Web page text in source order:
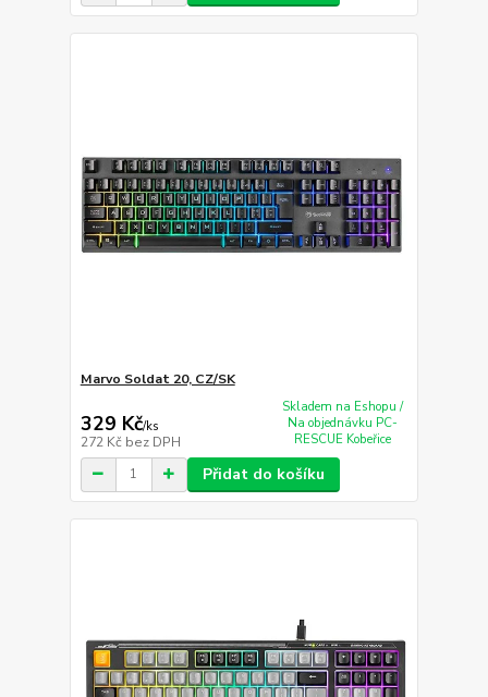
Marvo Soldat 20, CZ/SK
329 Kč/ks
272 Kč bez DPH
Skladem na Eshopu /
Na objednávku PC-
RESCUE Kobeřice
Přidat do košíku